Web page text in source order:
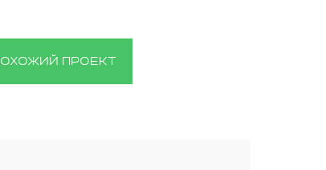
ПРОЕКТ